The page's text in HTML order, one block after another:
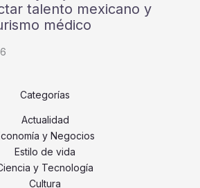
talento mexicano y
médico
Categorías
Actualidad
y Negocios
Estilo de vida
y Tecnología
Cultura